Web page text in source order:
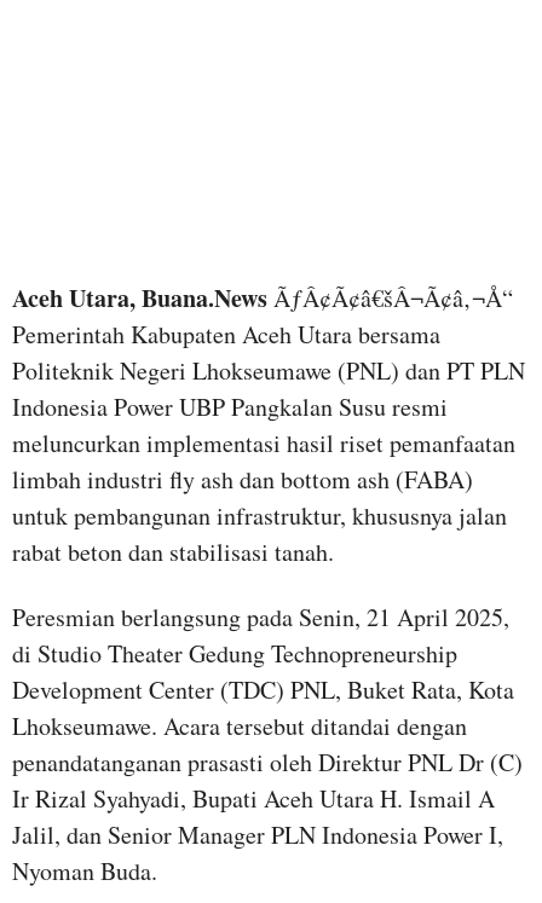
Aceh Utara, Buana.NewsÃƒÂ¢Ã¢â€šÂ¬Ã¢â‚¬Å“
Pemerintah Kabupaten Aceh Utara bersama
Politeknik Negeri Lhokseumawe (PNL) dan PT PLN
Indonesia Power UBP Pangkalan Susu resmi
meluncurkan implementasi hasil riset pemanfaatan
limbah industri fly ash dan bottom ash (FABA)
untuk pembangunan infrastruktur, khususnya jalan
rabat beton dan stabilisasi tanah.
Peresmian berlangsung pada Senin, 21 April 2025,
di Studio Theater Gedung Technopreneurship
Development Center (TDC) PNL, Buket Rata, Kota
Lhokseumawe. Acara tersebut ditandai dengan
penandatanganan prasasti oleh Direktur PNL Dr (C)
Ir Rizal Syahyadi, Bupati Aceh Utara H. Ismail A
Jalil, dan Senior Manager PLN Indonesia Power I,
Nyoman Buda.